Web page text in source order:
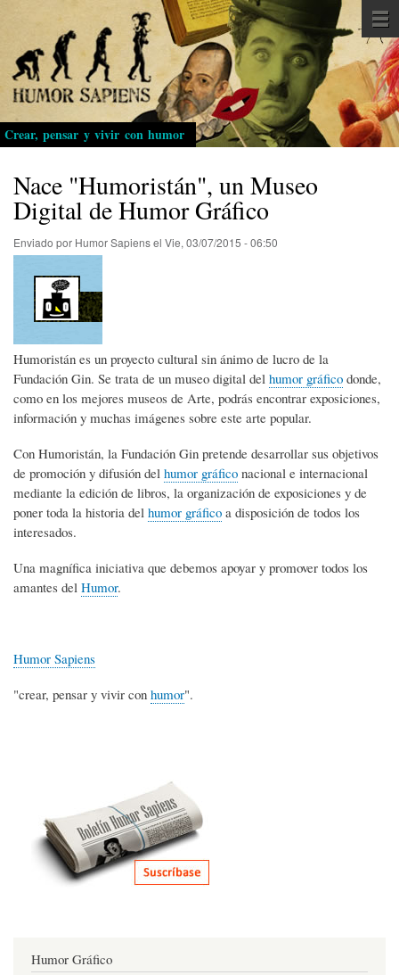
Pasar
al
contenido
principal
Crear, pensar y vivir con humor
Nace "Humoristán", un Museo
Digital de Humor Gráfico
Enviado por Humor Sapiensel Vie, 03/07/2015 - 06:50
Humoristán es un proyecto cultural sin ánimo de lucro de la
Fundación Gin. Se trata de un museo digital del humor gráfico donde,
como en los mejores museos de Arte, podrás encontrar exposiciones,
información y muchas imágenes sobre este arte popular.
Con Humoristán, la Fundación Gin pretende desarrollar sus objetivos
de promoción y difusión del humor gráfico nacional e internacional
mediante la edición de libros, la organización de exposiciones y de
poner toda la historia del humor gráfico a disposición de todos los
interesados.
Una magnífica iniciativa que debemos apoyar y promover todos los
amantes del Humor.
Humor Sapiens
"crear, pensar y vivir con humor".
Humor Gráfico